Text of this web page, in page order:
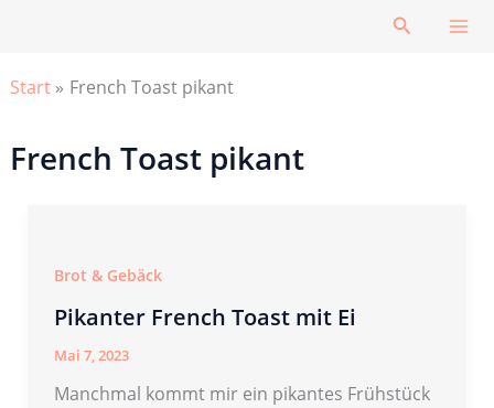
Suchen
Start French Toast pikant
French Toast pikant
Brot & Gebäck
Pikanter French Toast mit Ei
Mai 7, 2023
Manchmal kommt mir ein pikantes Frühstück